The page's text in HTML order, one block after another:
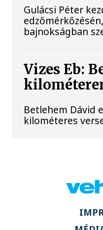
Gulácsi Péter
bajnokságban
Vizes Eb:
Betlehem Dávid
kilométeres